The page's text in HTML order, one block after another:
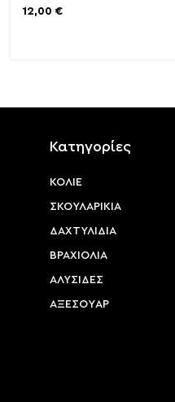
12,00 €
Κατηγορίες
ΚΟΛΙΕ
ΣΚΟΥΛΑΡΙΚΙΑ
ΔΑΧΤΥΛΙΔΙΑ
ΒΡΑΧΙΟΛΙΑ
ΑΛΥΣΙΔΕΣ
ΑΞΕΣΟΥAΡ